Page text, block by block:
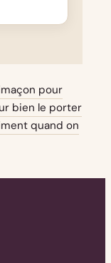
pour
bien le porter
quand on